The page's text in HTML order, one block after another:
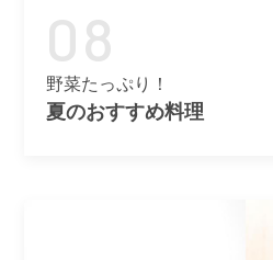
08
野菜たっぷり！
夏のおすすめ料理